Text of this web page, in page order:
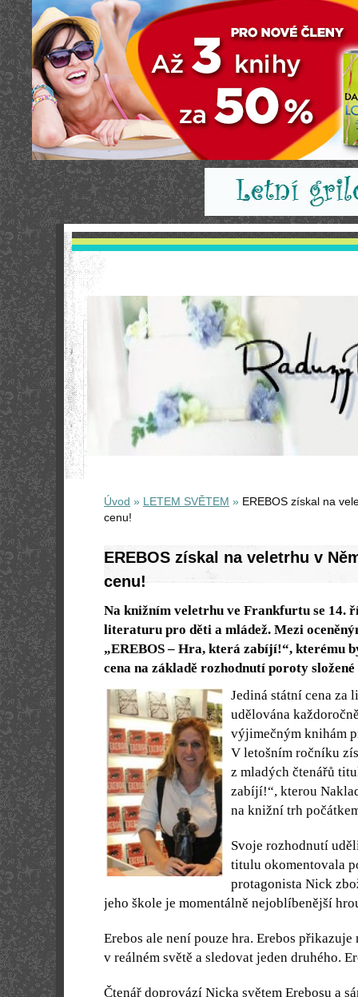
Úvod » LETEM SVĚTEM » EREBOS získal na
cenu!
EREBOS získal na veletrhu v
cenu!
Na knižním veletrhu ve Frankfurtu se 14.
literaturu pro děti a mládež. Mezi
„EREBOS – Hra, která zabíjí!“, kterému
cena na základě rozhodnutí poroty
Jediná státní cena za
udělována
výjimečným knihám
V letošním ročníku
z mladých čtenářů
zabíjí!“, kterou
na knižní trh
Svoje rozhodnutí
titulu okomentovala
protagonista Nick
jeho škole je momentálně nejoblíbenější
Erebos ale není pouze hra. Erebos
v reálném světě a sledovat jeden druhého.
Čtenář doprovází Nicka světem Erebosu a